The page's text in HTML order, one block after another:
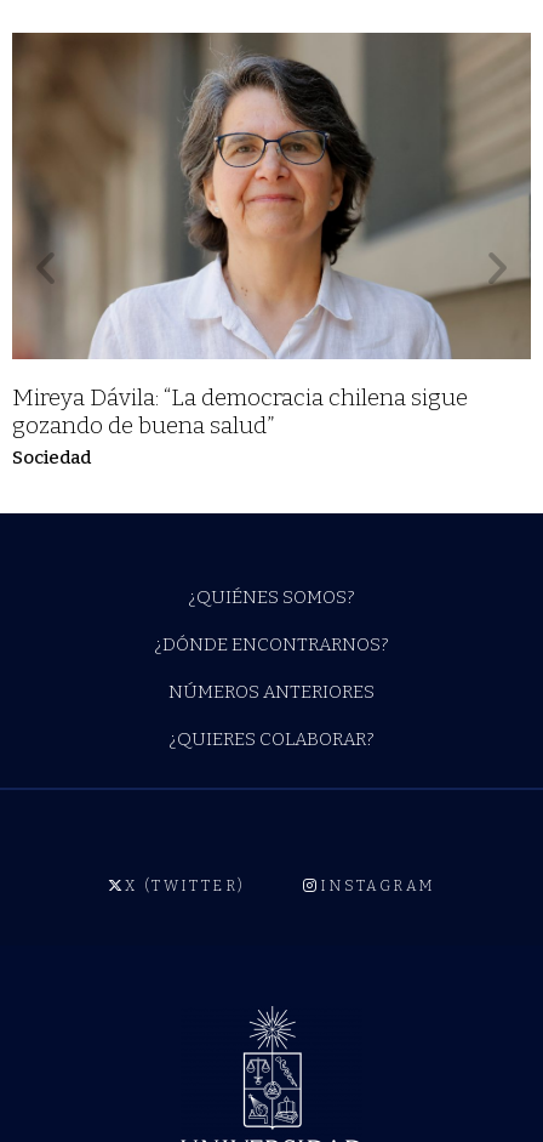
Mireya Dávila: “La democracia chilena sigue
gozando de buena salud”
Sociedad
¿QUIÉNES SOMOS?
¿DÓNDE ENCONTRARNOS?
NÚMEROS ANTERIORES
¿QUIERES COLABORAR?
X (TWITTER) INSTAGRAM